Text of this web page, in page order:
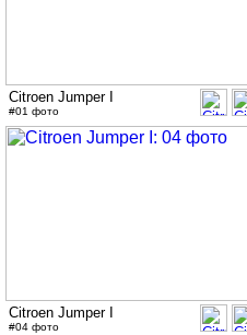
Citroen Jumper I
#01 фото
Citroen Jumper I
#04 фото